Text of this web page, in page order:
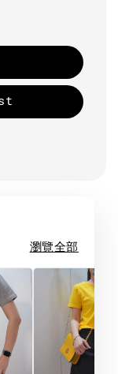
瀏覽全部